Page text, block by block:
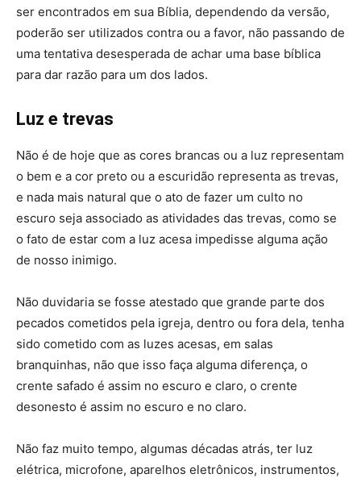
ser encontrados em sua Bíblia, dependendo da versão,
poderão ser utilizados contra ou a favor, não passando de
uma tentativa desesperada de achar uma base bíblica
para dar razão para um dos lados.
Luz e trevas
Não é de hoje que as cores brancas ou a luz representam
o bem e a cor preto ou a escuridão representa as trevas,
e nada mais natural que o ato de fazer um culto no
escuro seja associado as atividades das trevas, como se
o fato de estar com a luz acesa impedisse alguma ação
de nosso inimigo.
Não duvidaria se fosse atestado que grande parte dos
pecados cometidos pela igreja, dentro ou fora dela, tenha
sido cometido com as luzes acesas, em salas
branquinhas, não que isso faça alguma diferença, o
crente safado é assim no escuro e claro, o crente
desonesto é assim no escuro e no claro.
Não faz muito tempo, algumas décadas atrás, ter luz
elétrica, microfone, aparelhos eletrônicos, instrumentos,